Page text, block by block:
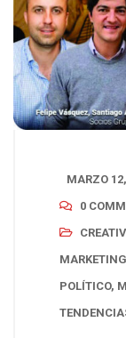
MARZO
0
MARKETING
POLÍTICO,